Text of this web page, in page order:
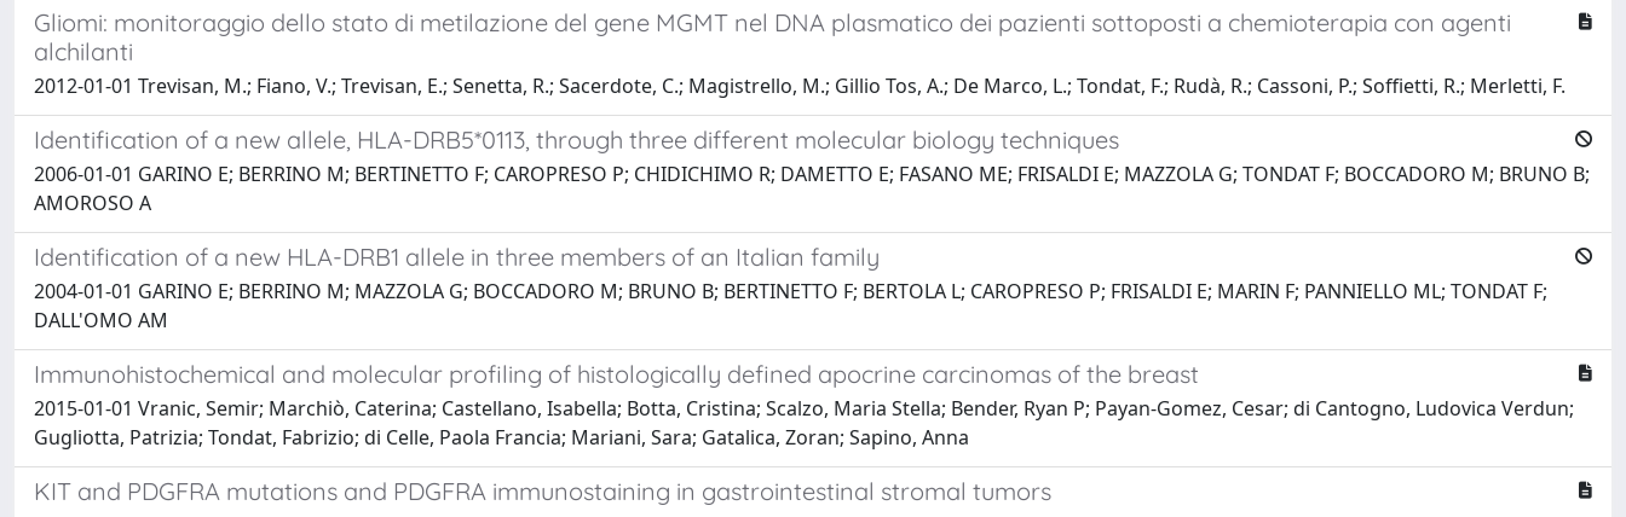
Gliomi: monitoraggio dello stato di metilazione del gene MGMT nel DNA plasmatico dei pazienti sottoposti a chemioterapia con agenti
alchilanti
2012-01-01 Trevisan, M.; Fiano, V.; Trevisan, E.; Senetta, R.; Sacerdote, C.; Magistrello, M.; Gillio Tos, A.; De Marco, L.; Tondat, F.; Rudà, R.; Cassoni, P.; Soffietti, R.; Merletti, F.
Identification of a new allele, HLA-DRB5*0113, through three different molecular biology techniques
2006-01-01 GARINO E; BERRINO M; BERTINETTO F; CAROPRESO P; CHIDICHIMO R; DAMETTO E; FASANO ME; FRISALDI E; MAZZOLA G; TONDAT F; BOCCADORO M; BRUNO B;
AMOROSO A
Identification of a new HLA-DRB1 allele in three members of an Italian family
2004-01-01 GARINO E; BERRINO M; MAZZOLA G; BOCCADORO M; BRUNO B; BERTINETTO F; BERTOLA L; CAROPRESO P; FRISALDI E; MARIN F; PANNIELLO ML; TONDAT F;
DALL'OMO AM
Immunohistochemical and molecular profiling of histologically defined apocrine carcinomas of the breast
2015-01-01 Vranic, Semir; Marchiò, Caterina; Castellano, Isabella; Botta, Cristina; Scalzo, Maria Stella; Bender, Ryan P; Payan-Gomez, Cesar; di Cantogno, Ludovica Verdun;
Gugliotta, Patrizia; Tondat, Fabrizio; di Celle, Paola Francia; Mariani, Sara; Gatalica, Zoran; Sapino, Anna
KIT and PDGFRA mutations and PDGFRA immunostaining in gastrointestinal stromal tumors